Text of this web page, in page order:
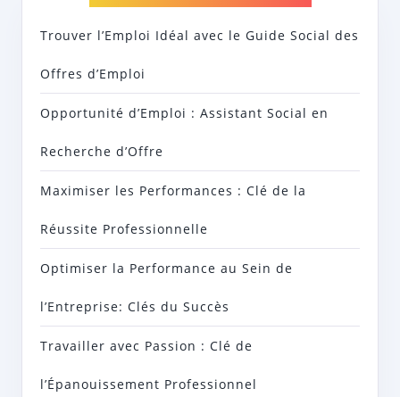
Trouver l’Emploi Idéal avec le Guide Social des
Offres d’Emploi
Opportunité d’Emploi : Assistant Social en
Recherche d’Offre
Maximiser les Performances : Clé de la
Réussite Professionnelle
Optimiser la Performance au Sein de
l’Entreprise: Clés du Succès
Travailler avec Passion : Clé de
l’Épanouissement Professionnel